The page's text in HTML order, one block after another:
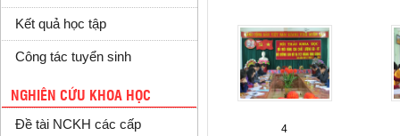
Kết quả học tập
Công tác tuyển sinh
NGHIÊN CỨU KHOA HỌC
Đề tài NCKH các cấp
4